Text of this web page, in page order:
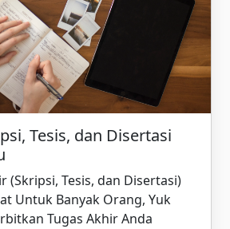
Tesis, dan Disertasi
(Skripsi, Tesis, dan Disertasi)
Untuk Banyak Orang, Yuk
Tugas Akhir Anda